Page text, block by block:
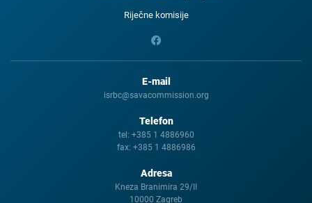
Riječne komisije
E-mail
isrbc@savacommission.org
Telefon
tel: +385 1 4886960
fax: +385 1 4886986
Adresa
Kneza Branimira 29/II
10000 Zagreb